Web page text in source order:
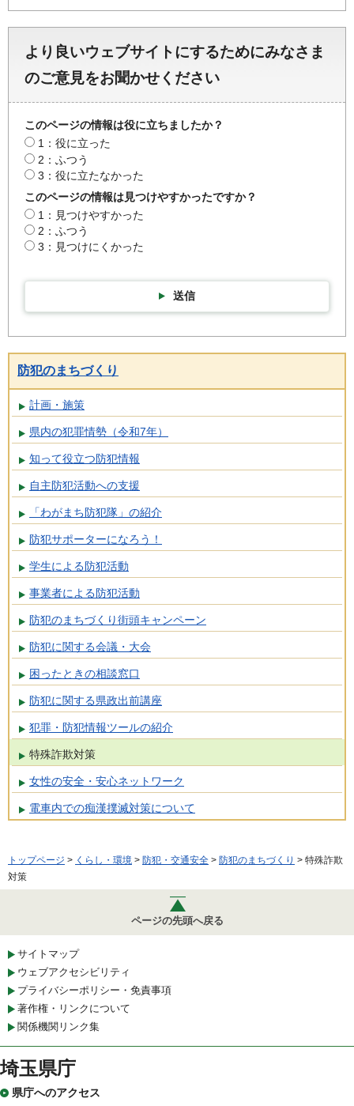
より良いウェブサイトにするためにみなさま
のご意見をお聞かせください
このページの情報は役に立ちましたか？
1：役に立った
2：ふつう
3：役に立たなかった
このページの情報は見つけやすかったですか？
1：見つけやすかった
2：ふつう
3：見つけにくかった
送信
防犯のまちづくり
計画・施策
県内の犯罪情勢（令和7年）
知って役立つ防犯情報
自主防犯活動への支援
「わがまち防犯隊」の紹介
防犯サポーターになろう！
学生による防犯活動
事業者による防犯活動
防犯のまちづくり街頭キャンペーン
防犯に関する会議・大会
困ったときの相談窓口
防犯に関する県政出前講座
犯罪・防犯情報ツールの紹介
特殊詐欺対策
女性の安全・安心ネットワーク
電車内での痴漢撲滅対策について
トップページ > くらし・環境 > 防犯・交通安全 > 防犯のまちづくり > 特殊詐欺
対策
ページの先頭へ戻る
サイトマップ
ウェブアクセシビリティ
プライバシーポリシー・免責事項
著作権・リンクについて
関係機関リンク集
埼玉県庁
県庁へのアクセス